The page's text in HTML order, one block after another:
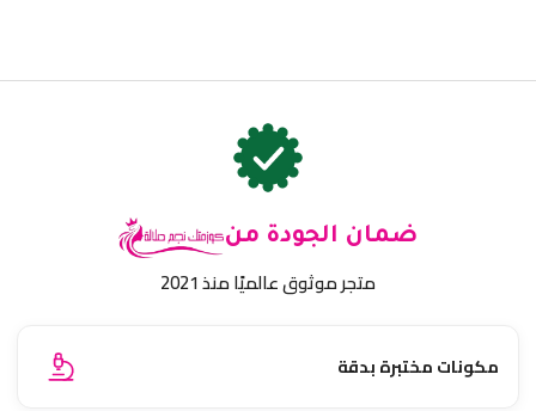
ضمان الجودة من
متجر موثوق عالميًا منذ 2021
مكونات مختبرة بدقة